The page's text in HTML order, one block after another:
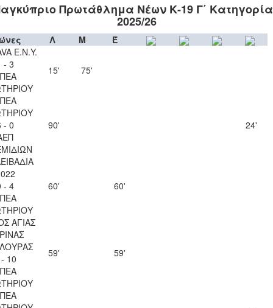
Πρωτάθλημα Νέων Κ-19 Γ΄
2025/26
Λ Μ
Έ
Ε.Ν.Y.
- 3
15' 75'
- 0
90' 24'
- 4
60' 60'
ΑΓΙΑΣ
10
59' 59'